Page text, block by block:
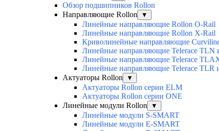
Обзор подшипников Rollon
Направляющие Rollon
▼
Линейные направляющие Rollon O-Rail
Линейные направляющие Rollon X-Rail
Криволинейные направляющие
Линейные направляющие Telerace TLN
Линейные направляющие Telerace
Линейные направляющие Telerace TLR
Актуаторы Rollon
▼
Актуаторы Rollon серии ELM
Актуаторы Rollon серии ONE
Линейные модули Rollon
▼
Линейные модули S-SMART
Линейные модули E-SMART